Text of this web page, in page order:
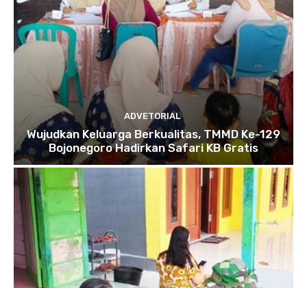
ADVETORIAL
Wujudkan Keluarga Berkualitas, TMMD Ke-129
Bojonegoro Hadirkan Safari KB Gratis